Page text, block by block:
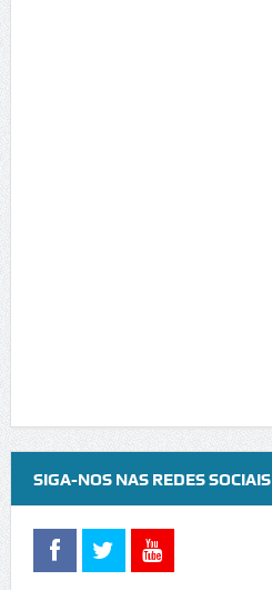
SIGA-NOS NAS REDES SOCIAIS